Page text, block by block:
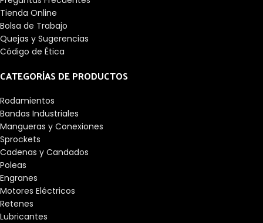
Tienda Online
Bolsa de Trabajo
Quejas y Sugerencias
Código de Ética
CATEGORÍAS DE PRODUCTOS
Rodamientos
Bandas Industriales
Mangueras y Conexiones
Sprockets
Cadenas y Candados
Poleas
Engranes
Motores Eléctricos
Retenes
Lubricantes